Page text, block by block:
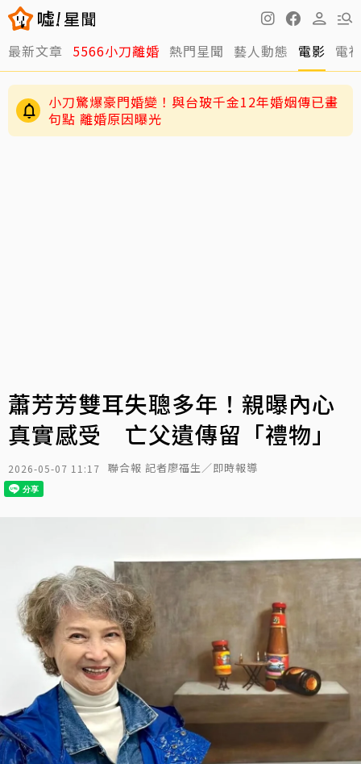
最新文章 5566小刀離婚 熱門星聞 藝人動態 電影 電
王凱猝逝後傳「仍回棚拍戲」 劇組4人靈前告
知：你殺青了
小刀驚爆豪門婚變！與台玻千金12年婚姻傳已畫
句點 離婚原因曝光
蕭芳芳雙耳失聰多年！親曝內心
真實感受 亡父遺傳留「禮物」
2026-05-07 11:17 聯合報 記者廖福生／即時報導